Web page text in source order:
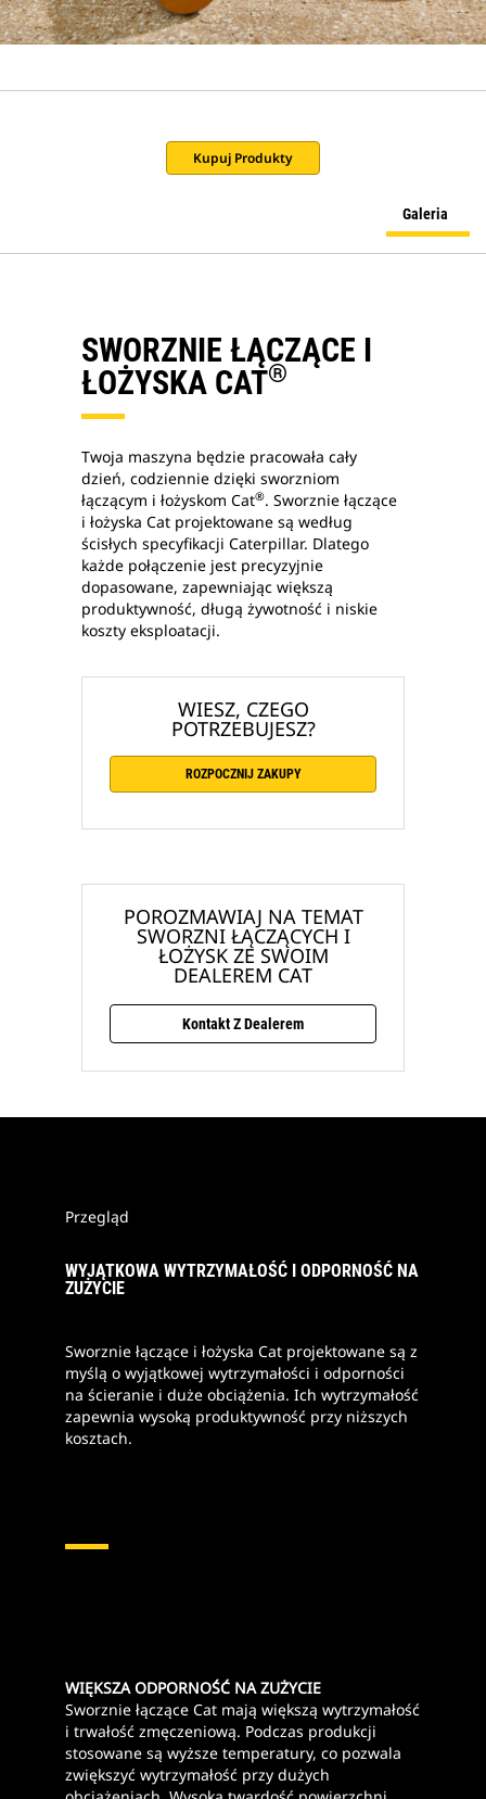
Kupuj Produkty
Galeria
SWORZNIE ŁĄCZĄCE I
ŁOŻYSKA CAT®
Twoja maszyna będzie pracowała cały
dzień, codziennie dzięki sworzniom
łączącym i łożyskom Cat®. Sworznie łączące
i łożyska Cat projektowane są według
ścisłych specyfikacji Caterpillar. Dlatego
każde połączenie jest precyzyjnie
dopasowane, zapewniając większą
produktywność, długą żywotność i niskie
koszty eksploatacji.
WIESZ, CZEGO
POTRZEBUJESZ?
ROZPOCZNIJ ZAKUPY
POROZMAWIAJ NA TEMAT
SWORZNI ŁĄCZĄCYCH I
ŁOŻYSK ZE SWOIM
DEALEREM CAT
Kontakt Z Dealerem
Przegląd
WYJĄTKOWA WYTRZYMAŁOŚĆ I ODPORNOŚĆ NA
ZUŻYCIE
Sworznie łączące i łożyska Cat projektowane są z
myślą o wyjątkowej wytrzymałości i odporności
na ścieranie i duże obciążenia. Ich wytrzymałość
zapewnia wysoką produktywność przy niższych
kosztach.
WIĘKSZA ODPORNOŚĆ NA ZUŻYCIE
Sworznie łączące Cat mają większą wytrzymałość
i trwałość zmęczeniową. Podczas produkcji
stosowane są wyższe temperatury, co pozwala
zwiększyć wytrzymałość przy dużych